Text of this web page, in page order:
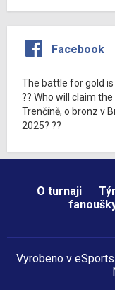
Facebook
The battle for gold is
?? Who will claim
Trenčíně, o bronz v
2025? ??
O turnaji
Vyrobeno v